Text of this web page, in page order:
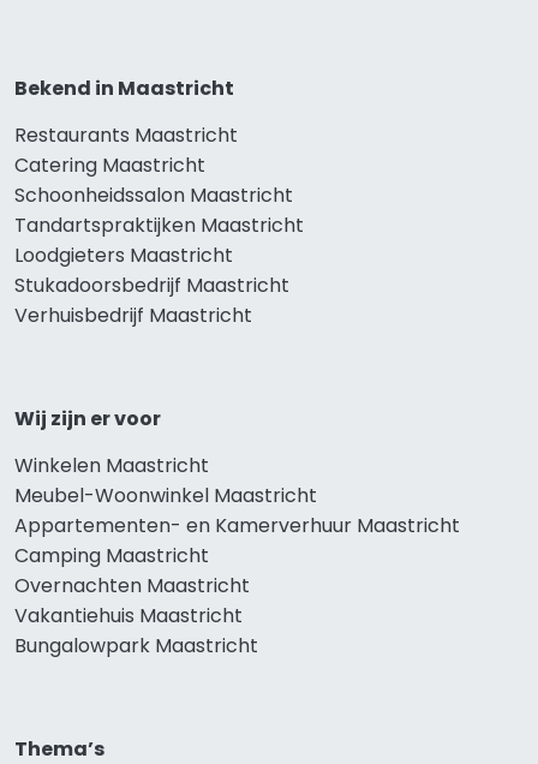
Bekend in Maastricht
Restaurants Maastricht
Catering Maastricht
Schoonheidssalon Maastricht
Tandartspraktijken Maastricht
Loodgieters Maastricht
Stukadoorsbedrijf Maastricht
Verhuisbedrijf Maastricht
Wij zijn er voor
Winkelen Maastricht
Meubel-Woonwinkel Maastricht
Appartementen- en Kamerverhuur Maastricht
Camping Maastricht
Overnachten Maastricht
Vakantiehuis Maastricht
Bungalowpark Maastricht
Thema’s